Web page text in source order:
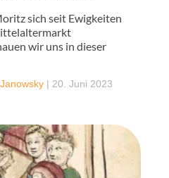
sich seit Ewigkeiten
wir uns in dieser
| 20. Juni 2023